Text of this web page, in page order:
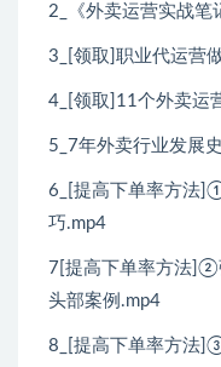
2_《外卖运营实战笔
3_[领取]职业代运营
4_[领取]11个外卖运
5_7年外卖行业发展
6_[提高下单率方法
巧.mp4
7[提高下单率方法]②
头部案例.mp4
8_[提高下单率方法